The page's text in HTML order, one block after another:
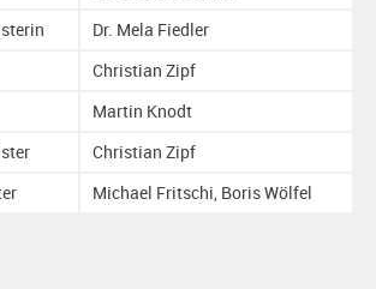
Dr. Mela Fiedler
Christian Zipf
Martin Knodt
Christian Zipf
Michael Fritschi, Boris Wölfel